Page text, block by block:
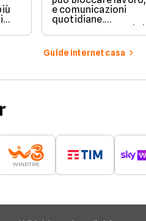
e comunicazioni
quotidiane.
Fortunatamente, la
prevede strumenti
per ottenere un
risarcimento in
Guide internet casa